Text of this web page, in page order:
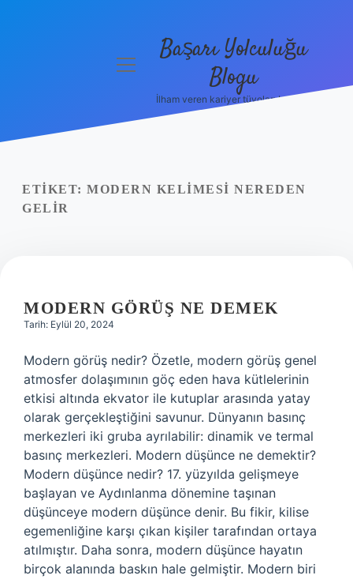
Yasal Uyarı
menüyüBaşarı Yolculuğu
Blogu
İlham veren kariyer tüyoları burada!
ETIKET: MODERN KELIMESI NEREDEN
GELIR
MODERN GÖRÜŞ NE DEMEK
Tarih: Eylül 20, 2024
Modern görüş nedir? Özetle, modern görüş genel
atmosfer dolaşımının göç eden hava kütlelerinin
etkisi altında ekvator ile kutuplar arasında yatay
olarak gerçekleştiğini savunur. Dünyanın basınç
merkezleri iki gruba ayrılabilir: dinamik ve termal
basınç merkezleri. Modern düşünce ne demektir?
Modern düşünce nedir? 17. yüzyılda gelişmeye
başlayan ve Aydınlanma dönemine taşınan
düşünceye modern düşünce denir. Bu fikir, kilise
egemenliğine karşı çıkan kişiler tarafından ortaya
atılmıştır. Daha sonra, modern düşünce hayatın
birçok alanında baskın hale gelmiştir. Modern biri